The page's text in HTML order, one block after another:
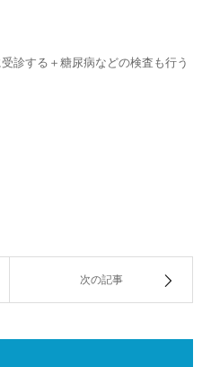
診する＋糖尿病などの検査も行う
次の記事